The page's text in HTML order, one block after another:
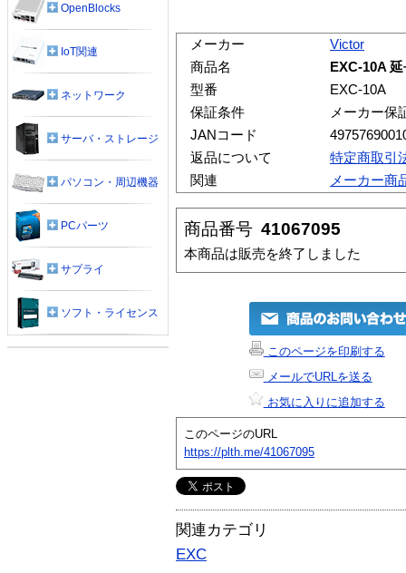
メーカー
Victor
商品名
EXC-10A
型番
EXC-10A
保証条件
メーカー保
JANコード
返品について
特定商取引
関連
メーカー商
商品番号 41067095
本商品は販売を終了しました
このページを印刷する
メールでURLを送る
お気に入りに追加する
このページのURL
https://plth.me/41067095
関連カテゴリ
EXC
OpenBlocks
IoT関連
ネットワーク
サーバ・ストレージ
パソコン・周辺機器
PCパーツ
サプライ
ソフト・ライセンス